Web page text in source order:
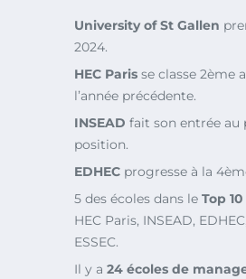
University of St Gallen
2024.
HEC Paris se classe 2ème
l’année précédente.
INSEAD fait son entrée au
position.
EDHEC progresse à la
5 des écoles dans le Top 10
HEC Paris, INSEAD,
ESSEC.
Il y a 24 écoles de